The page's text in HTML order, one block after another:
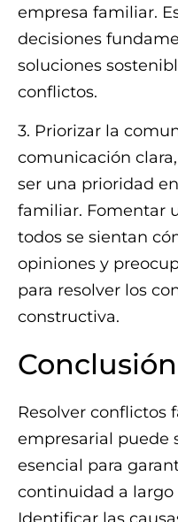
empresa familiar.
decisiones
soluciones
conflictos.
3. Priorizar la
comunicación
ser una prioridad
familiar. Fomentar
todos se sientan
opiniones y
para resolver los
constructiva.
Conclusión
Resolver conflictos
empresarial puede
esencial para
continuidad a largo